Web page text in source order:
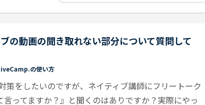
の動画の聞き取れない部分について質問して
の使い方
策をしたいのですが、ネイティブ講師にフリートーク
ってますか？』と聞くのはありですか？実際にやっ